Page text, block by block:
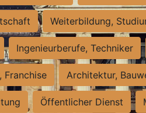
Weiterbildung,
Ingenieurberufe, Techniker
Franchise Architektur,
Öffentlicher Dienst